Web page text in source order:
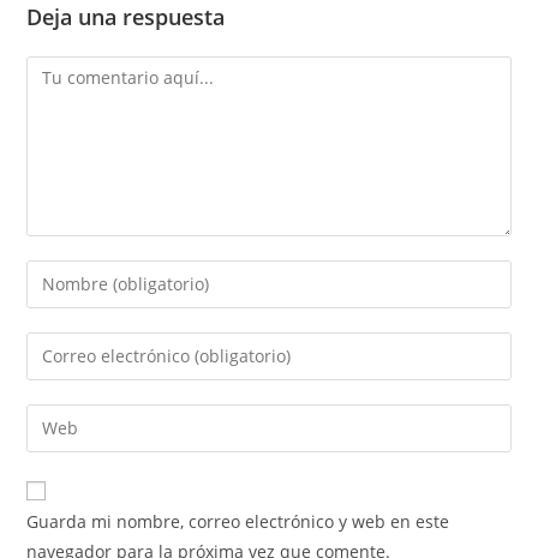
Deja una respuesta
Comentario
Introduce
tu
nombre
de
usuario
para
comentar
Introduce
tu
dirección
de
electrónico
para
Introduce
la
URL
de
Guarda mi nombre, correo electrónico y web en este
navegador para la próxima vez que comente.